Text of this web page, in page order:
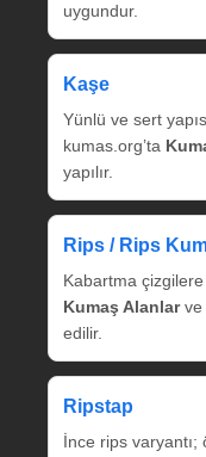
uygundur.
Kaşe
Yünlü ve sert
kumas.org’ta
yapılır.
Rips / Rips
Kabartma
Kumaş Alanlarve
edilir.
Ripstap
İnce rips